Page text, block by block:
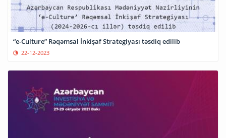
“e-Culture” Rəqəmsal İnkişaf Strategiyası təsdiq edilib
22-12-2023